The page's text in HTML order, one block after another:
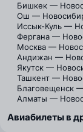
Бишкек —
Ош —
Иссык-Куль —
Фергана —
Москва —
Андижан —
Якутск —
Ташкент —
Благовещенск
Алматы —
Авиабилеты в